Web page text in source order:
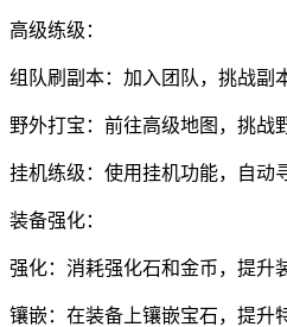
高级练级：
组队刷副本：加入团队，挑战副
野外打宝：前往高级地图，挑战
挂机练级：使用挂机功能，自动
装备强化：
强化：消耗强化石和金币，提升
镶嵌：在装备上镶嵌宝石，提升